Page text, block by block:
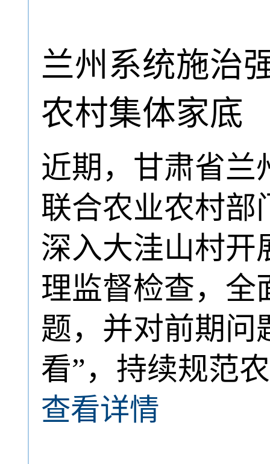
兰州系统施治
农村集体家底
近期，甘肃省兰
联合农业农村部
深入大洼山村开
理监督检查，全
题，并对前期问
看”，持续规范
查看详情